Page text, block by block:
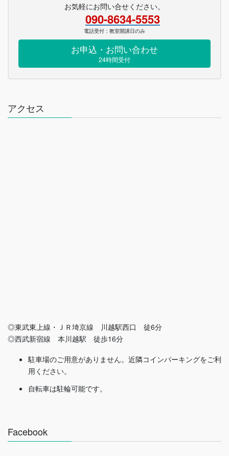
お気軽にお問い合せください。
090-8634-5553
電話受付：教室開講日のみ
お申込・お問い合わせ
24時間受付
アクセス
◎東武東上線・ＪＲ埼京線 川越駅西口 徒6分
◎西武新宿線 本川越駅 徒歩16分
駐車場のご用意がありません。近隣コインパーキングをご利
用ください。
自転車は駐輪可能です。
Facebook